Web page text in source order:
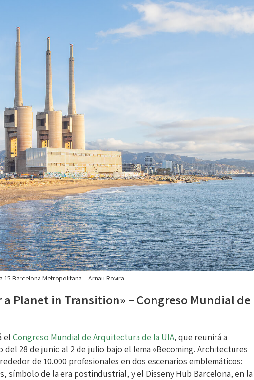
15 Barcelona Metropolitana – Arnau Rovira
Planet in Transition» – Congreso Mundial de
el Congreso Mundial de Arquitectura de la UIA, que reunirá a
28 de junio al 2 de julio bajo el lema «Becoming. Architectures
de 10.000 profesionales en dos escenarios emblemáticos:
símbolo de la era postindustrial, y el Disseny Hub Barcelona, en la